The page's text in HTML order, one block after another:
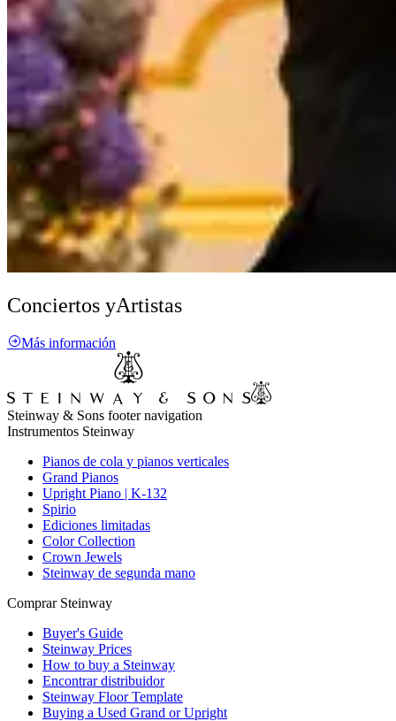
Conciertos yArtistas
Más información
Steinway & Sons footer navigation
Instrumentos Steinway
Pianos de cola y pianos verticales
Grand Pianos
Upright Piano | K-132
Spirio
Ediciones limitadas
Color Collection
Crown Jewels
Steinway de segunda mano
Comprar Steinway
Buyer's Guide
Steinway Prices
How to buy a Steinway
Encontrar distribuidor
Steinway Floor Template
Buying a Used Grand or Upright